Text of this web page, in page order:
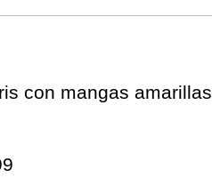
con mangas amarillas